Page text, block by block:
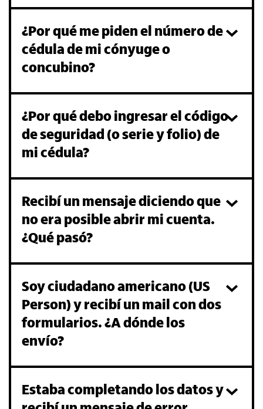
¿Por qué me piden el número de
cédula de mi cónyuge o
concubino?
¿Por qué debo ingresar el código
de seguridad (o serie y folio) de
mi cédula?
Recibí un mensaje diciendo que
no era posible abrir mi cuenta.
¿Qué pasó?
Soy ciudadano americano (US
Person) y recibí un mail con dos
formularios. ¿A dónde los
envío?
Estaba completando los datos y